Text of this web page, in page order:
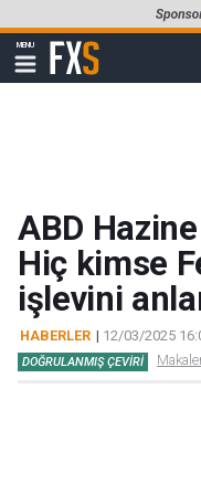
to
main
content
MENU
Show
navigation
FXStreet
ABD
Hiç kimse
işlevini
HABERLER | 12/03/2025
DOĞRULANMIŞ ÇEVIRI